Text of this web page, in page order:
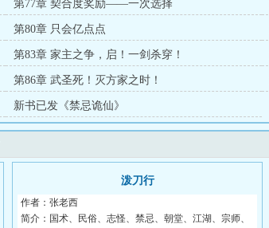
第77章 契合度奖励——一次选择
第80章 只会亿点点
第83章 家主之争，启！一剑杀穿！
第86章 武圣死！灭方家之时！
新书已发《禁忌诡仙》
泼刀行
作者：张老西
简介：国术、民俗、志怪、禁忌、朝堂、江湖、宗师、